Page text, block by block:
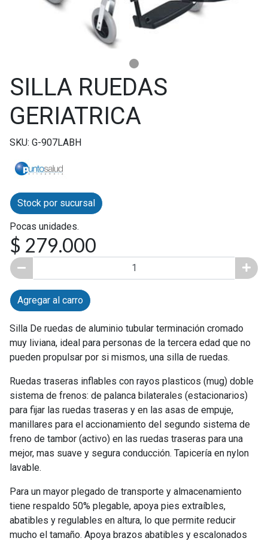
SILLA RUEDAS
GERIATRICA
SKU: G-907LABH
Stock por sucursal
Pocas unidades.
$ 279.000
Agregar al carro
Silla De ruedas de aluminio tubular terminación cromado
muy liviana, ideal para personas de la tercera edad que no
pueden propulsar por si mismos, una silla de ruedas.
Ruedas traseras inflables con rayos plasticos (mug) doble
sistema de frenos: de palanca bilaterales (estacionarios)
para fijar las ruedas traseras y en las asas de empuje,
manillares para el accionamiento del segundo sistema de
freno de tambor (activo) en las ruedas traseras para una
mejor, mas suave y segura conducción. Tapicería en nylon
lavable.
Para un mayor plegado de transporte y almacenamiento
tiene respaldo 50% plegable, apoya pies extraíbles,
abatibles y regulables en altura, lo que permite reducir
mucho el tamaño. Apoya brazos abatibles y escalonados